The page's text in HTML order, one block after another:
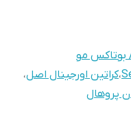
بوتاکس مو
،کراتین اورجینال اصل،
پروهال